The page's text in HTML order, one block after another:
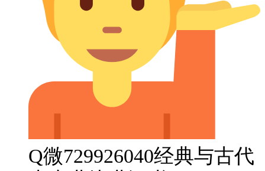
Q微729926040经典与古代